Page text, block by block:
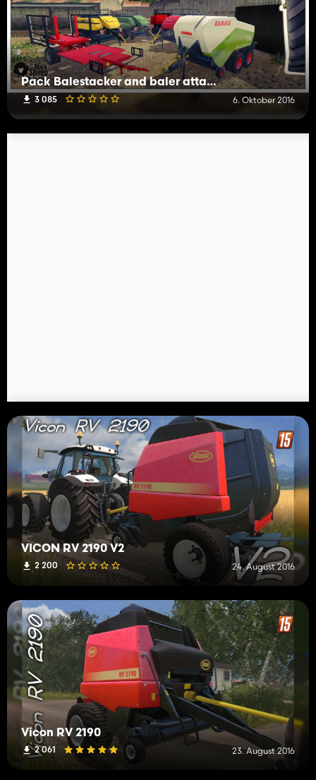
Pack Balestacker and baler attacher v2.0 Fix WheelShader
3 085 6. Oktober 2016
VICON RV 2190 V2
2 200 24. August 2016
Vicon RV 2190
2 061 23. August 2016